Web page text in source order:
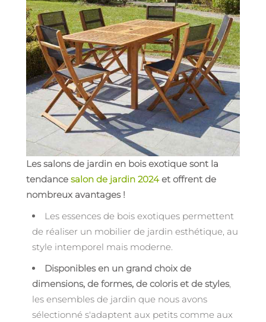
Les salons de jardin en bois exotique sont la
tendance salon de jardin 2024et offrent de
nombreux avantages !
Les essences de bois exotiques permettent
de réaliser un mobilier de jardin esthétique, au
style intemporel mais moderne.
Disponibles en un grand choix de
dimensions, de formes, de coloris et de styles,
les ensembles de jardin que nous avons
sélectionné s'adaptent aux petits comme aux